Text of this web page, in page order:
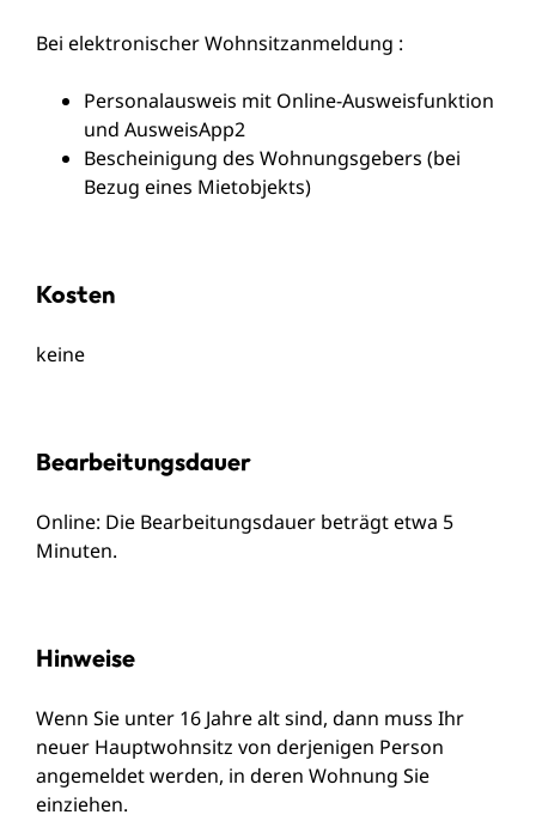
Bei elektronischer Wohnsitzanmeldung :
Personalausweis mit Online-Ausweisfunktion
und AusweisApp2
Bescheinigung des Wohnungsgebers (bei
Bezug eines Mietobjekts)
Kosten
keine
Bearbeitungsdauer
Online: Die Bearbeitungsdauer beträgt etwa 5
Minuten.
Hinweise
Wenn Sie unter 16 Jahre alt sind, dann muss Ihr
neuer Hauptwohnsitz von derjenigen Person
angemeldet werden, in deren Wohnung Sie
einziehen.